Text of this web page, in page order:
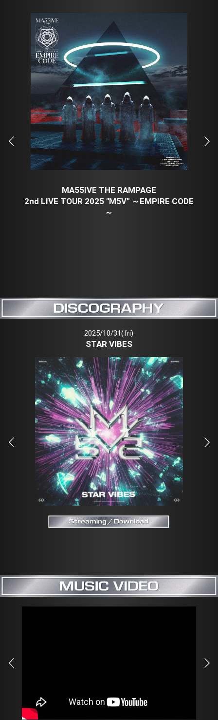
MA55IVE THE RAMPAGE
2nd LIVE TOUR 2025 "M5V" ～EMPIRE CODE
～
2025/10/31(fri)
STAR VIBES